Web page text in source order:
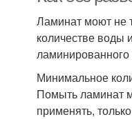
Ламинат моют не
количестве воды
Минимальное
Помыть ламинат
применять,